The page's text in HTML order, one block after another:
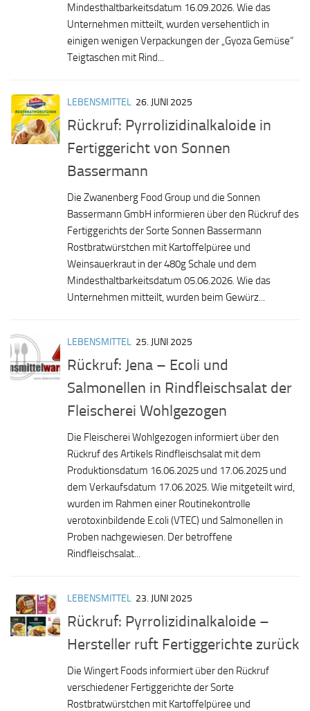
Mindesthaltbarkeitsdatum 16.09.2026. Wie das
Unternehmen mitteilt, wurden versehentlich in
einigen wenigen Verpackungen der „Gyoza Gemüse“
Teigtaschen mit Rind...
LEBENSMITTEL 26. JUNI 2025
Rückruf: Pyrrolizidinalkaloide in
Fertiggericht von Sonnen
Bassermann
Die Zwanenberg Food Group und die Sonnen
Bassermann GmbH informieren über den Rückruf des
Fertiggerichts der Sorte Sonnen Bassermann
Rostbratwürstchen mit Kartoffelpüree und
Weinsauerkraut in der 480g Schale und dem
Mindesthaltbarkeitsdatum 05.06.2026. Wie das
Unternehmen mitteilt, wurden beim Gewürz...
LEBENSMITTEL 25. JUNI 2025
Rückruf: Jena – Ecoli und
Salmonellen in Rindfleischsalat der
Fleischerei Wohlgezogen
Die Fleischerei Wohlgezogen informiert über den
Rückruf des Artikels Rindfleischsalat mit dem
Produktionsdatum 16.06.2025 und 17.06.2025 und
dem Verkaufsdatum 17.06.2025. Wie mitgeteilt wird,
wurden im Rahmen einer Routinekontrolle
verotoxinbildende E.coli (VTEC) und Salmonellen in
Proben nachgewiesen. Der betroffene
Rindfleischsalat...
LEBENSMITTEL 23. JUNI 2025
Rückruf: Pyrrolizidinalkaloide –
Hersteller ruft Fertiggerichte zurück
Die Wingert Foods informiert über den Rückruf
verschiedener Fertiggerichte der Sorte
Rostbratwürstchen mit Kartoffelpüree und